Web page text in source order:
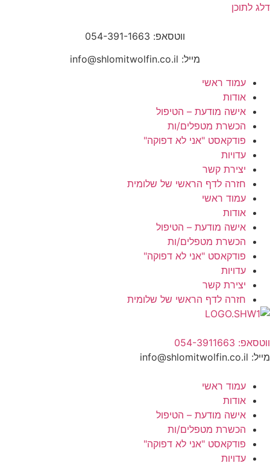
דלג לתוכן
ווטסאפ: 054-391-1663
מייל: info@shlomitwolfin.co.il
עמוד ראשי
אודות
אישה מודעת – הטיפול
הכשרת מטפלים/ות
פודקאסט "אני לא דפוקה"
עדויות
יצירת קשר
חזרה לדף הראשי של שלומית
עמוד ראשי
אודות
אישה מודעת – הטיפול
הכשרת מטפלים/ות
פודקאסט "אני לא דפוקה"
עדויות
יצירת קשר
חזרה לדף הראשי של שלומית
ווטסאפ: 054-3911663
מייל: info@shlomitwolfin.co.il​
עמוד ראשי
אודות
אישה מודעת – הטיפול
הכשרת מטפלים/ות
פודקאסט "אני לא דפוקה"
עדויות